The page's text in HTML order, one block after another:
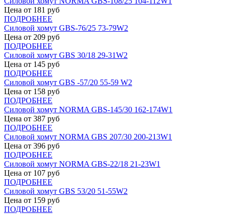
Цена от 181 руб
ПОДРОБНЕЕ
Силовой хомут GBS-76/25 73-79W2
Цена от 209 руб
ПОДРОБНЕЕ
Силовой хомут GBS 30/18 29-31W2
Цена от 145 руб
ПОДРОБНЕЕ
Силовой хомут GBS -57/20 55-59 W2
Цена от 158 руб
ПОДРОБНЕЕ
Силовой хомут NORMA GBS-145/30 162-174W1
Цена от 387 руб
ПОДРОБНЕЕ
Силовой хомут NORMA GBS 207/30 200-213W1
Цена от 396 руб
ПОДРОБНЕЕ
Силовой хомут NORMA GBS-22/18 21-23W1
Цена от 107 руб
ПОДРОБНЕЕ
Силовой хомут GBS 53/20 51-55W2
Цена от 159 руб
ПОДРОБНЕЕ